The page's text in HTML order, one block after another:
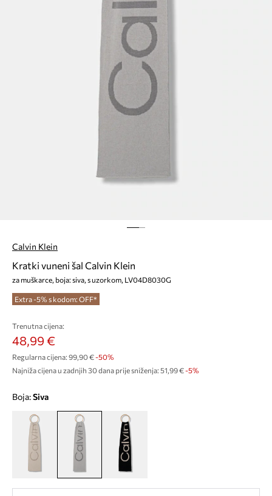
Calvin Klein
Kratki vuneni šal Calvin Klein
za muškarce, boja: siva, s uzorkom, LV04D8030G
Extra -5% s kodom: OFF*
Trenutna cijena:
48,99 €
Regularna cijena: 99,90 €-50%
Najniža cijena u zadnjih 30 dana prije sniženja: 51,99 € -5%
Boja: siva